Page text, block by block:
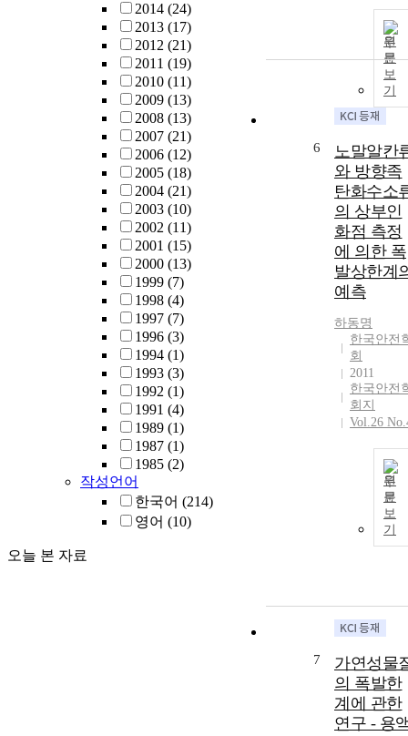
2014 (24)
2013 (17)
2012 (21)
2011 (19)
2010 (11)
2009 (13)
2008 (13)
2007 (21)
2006 (12)
2005 (18)
2004 (21)
2003 (10)
2002 (11)
2001 (15)
2000 (13)
1999 (7)
1998 (4)
1997 (7)
1996 (3)
1994 (1)
1993 (3)
1992 (1)
1991 (4)
1989 (1)
1987 (1)
1985 (2)
작성언어
한국어 (214)
영어 (10)
오늘 본 자료
원
문
보
기
6
노말알칸
와 방향족
탄화수소
의 상부인
화점 측정
에 의한 폭
발상한계
예측
하동명
한국안전
회
2011
한국안전
회지
Vol.26
원
문
보
기
7
가연성물
의 폭발한
계에 관한
연구 - 용